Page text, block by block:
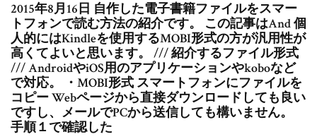
2015年8月16日 自作した電子書籍ファイルをスマー
トフォンで読む方法の紹介です。 この記事はAnd 個
人的にはKindleを使用するMOBI形式の方が汎用性が
高くてよいと思います。 /// 紹介するファイル形式
/// AndroidやiOS用のアプリケーションやkoboなど
で対応。 ・MOBI形式 スマートフォンにファイルを
コピー Webページから直接ダウンロードしても良い
ですし、メールでPCから送信しても構いません。
手順１で確認した